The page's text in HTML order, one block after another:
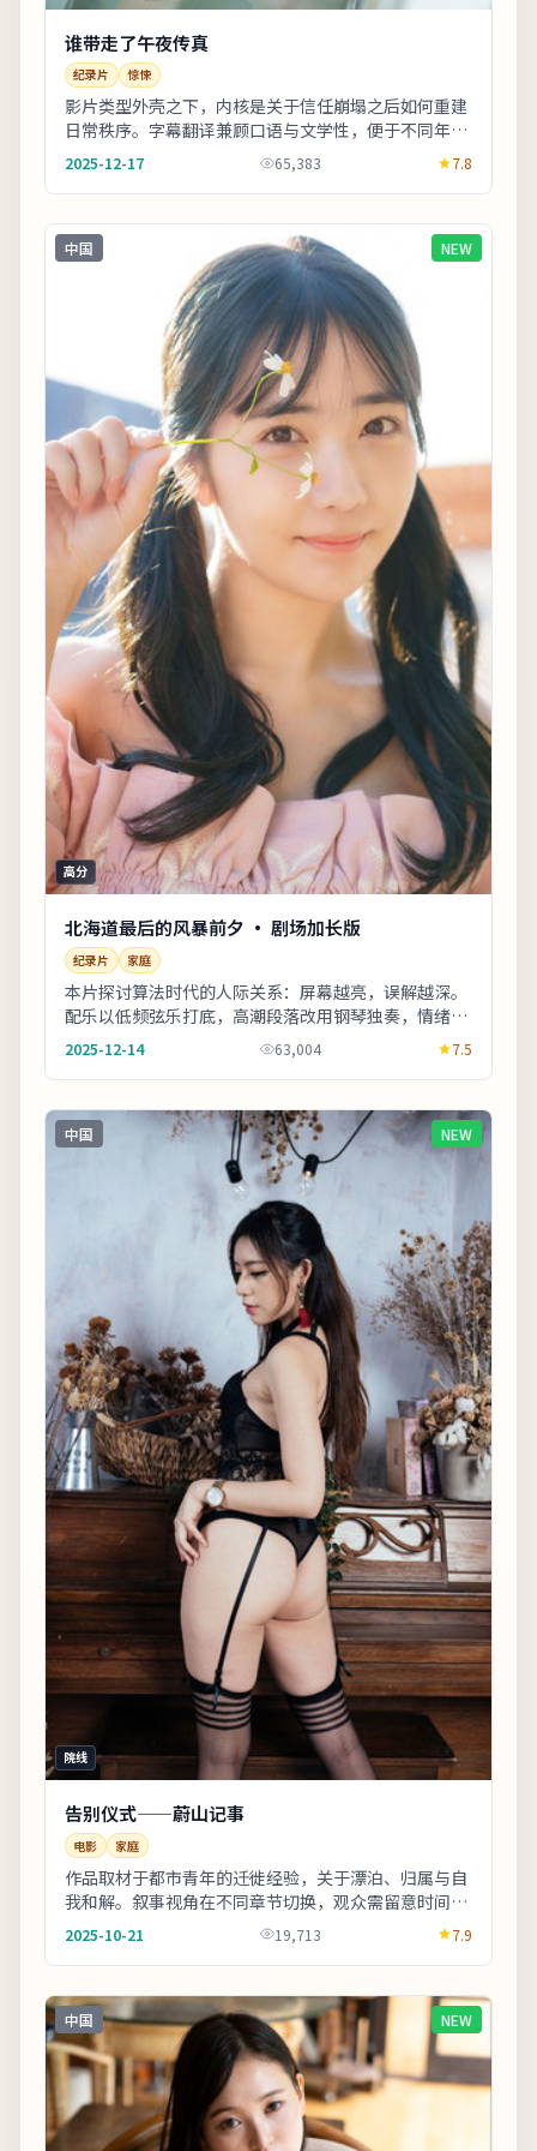
谁带走了午夜传真
纪录片 惊悚
影片类型外壳之下，内核是关于信任崩塌之后如何重建
日常秩序。字幕翻译兼顾口语与文学性，便于不同年龄
段观众理解。影片中出现的地标多为实景拍摄，旅行
2025-12-17 65,383 7.8
中国 NEW
高分
北海道最后的风暴前夕 · 剧场加长版
纪录片 家庭
本片探讨算法时代的人际关系：屏幕越亮，误解越深。
配乐以低频弦乐打底，高潮段落改用钢琴独奏，情绪克
制而有后劲。适合喜欢细腻叙事与现实质感的观众；
2025-12-14 63,004 7.5
中国 NEW
院线
告别仪式——蔚山记事
电影 家庭
作品取材于都市青年的迁徙经验，关于漂泊、归属与自
我和解。叙事视角在不同章节切换，观众需留意时间标
注以免迷路。剧情信息与人物关系可在二刷时解锁更
多...
2025-10-21 19,713 7.9
中国 NEW